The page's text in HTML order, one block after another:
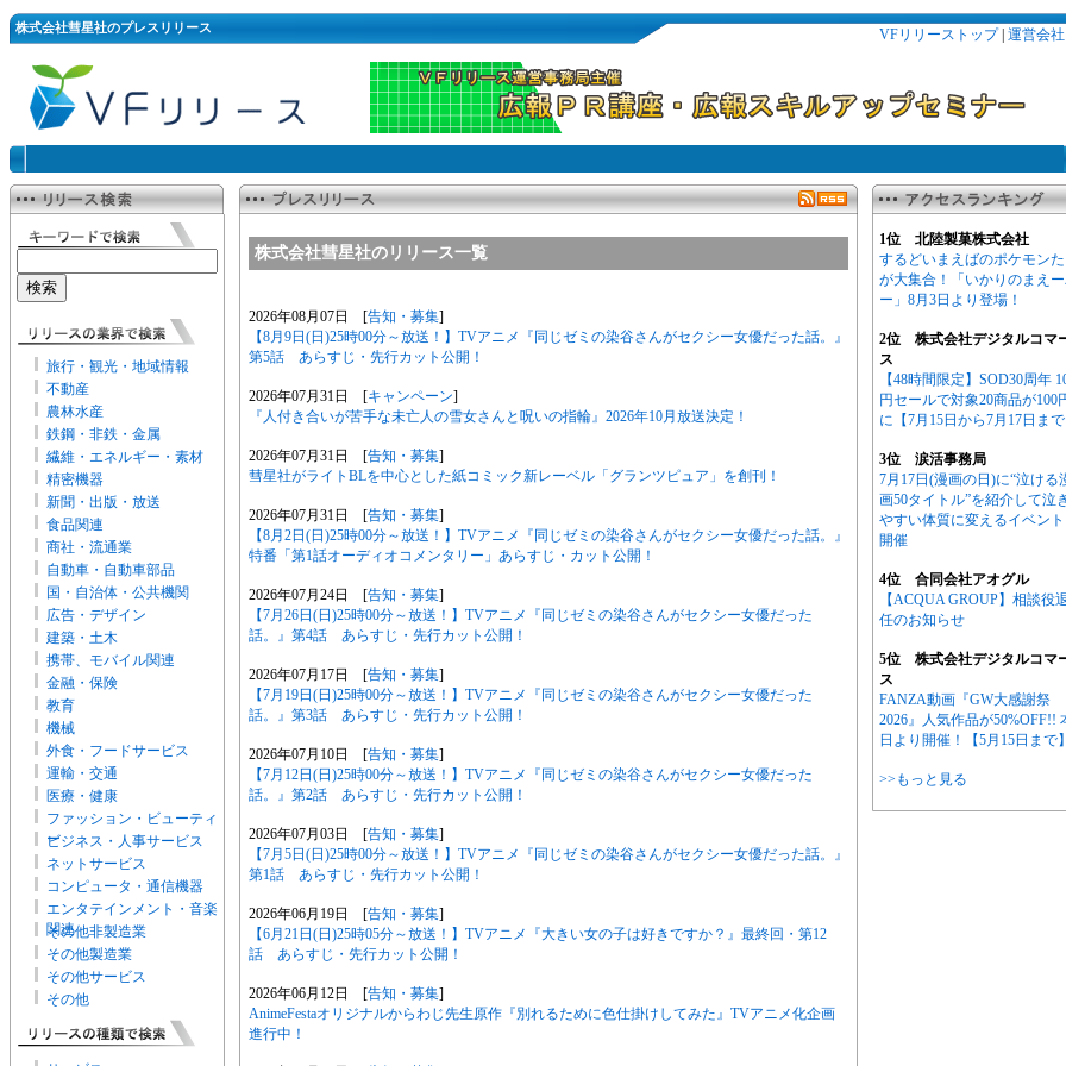
株式会社彗星社のプレスリリース VFリリーストップ| 運営会社
旅行・観光・地域情報
不動産
農林水産
鉄鋼・非鉄・金属
繊維・エネルギー・素材
精密機器
新聞・出版・放送
食品関連
商社・流通業
自動車・自動車部品
国・自治体・公共機関
広告・デザイン
建築・土木
携帯、モバイル関連
金融・保険
教育
機械
外食・フードサービス
運輸・交通
医療・健康
ファッション・ビューティ
ー
ビジネス・人事サービス
ネットサービス
コンピュータ・通信機器
エンタテインメント・音楽
関連
その他非製造業
その他製造業
その他サービス
その他
株式会社彗星社のリリース一覧
2026年08月07日 [告知・募集]
【8月9日(日)25時00分～放送！】TVアニメ『同じゼミの染谷さんがセクシー女優だった話。』
第5話 あらすじ・先行カット公開！
2026年07月31日 [キャンペーン]
『人付き合いが苦手な未亡人の雪女さんと呪いの指輪』2026年10月放送決定！
2026年07月31日 [告知・募集]
彗星社がライトBLを中心とした紙コミック新レーベル「グランツピュア」を創刊！
2026年07月31日 [告知・募集]
【8月2日(日)25時00分～放送！】TVアニメ『同じゼミの染谷さんがセクシー女優だった話。』
特番「第1話オーディオコメンタリー」あらすじ・カット公開！
2026年07月24日 [告知・募集]
【7月26日(日)25時00分～放送！】TVアニメ『同じゼミの染谷さんがセクシー女優だった
話。』第4話 あらすじ・先行カット公開！
2026年07月17日 [告知・募集]
【7月19日(日)25時00分～放送！】TVアニメ『同じゼミの染谷さんがセクシー女優だった
話。』第3話 あらすじ・先行カット公開！
2026年07月10日 [告知・募集]
【7月12日(日)25時00分～放送！】TVアニメ『同じゼミの染谷さんがセクシー女優だった
話。』第2話 あらすじ・先行カット公開！
2026年07月03日 [告知・募集]
【7月5日(日)25時00分～放送！】TVアニメ『同じゼミの染谷さんがセクシー女優だった話。』
第1話 あらすじ・先行カット公開！
2026年06月19日 [告知・募集]
【6月21日(日)25時05分～放送！】TVアニメ『大きい女の子は好きですか？』最終回・第12
話 あらすじ・先行カット公開！
2026年06月12日 [告知・募集]
AnimeFestaオリジナルからわじ先生原作『別れるために色仕掛けしてみた』TVアニメ化企画
進行中！
1位 北陸製菓株式会社
するどいまえばのポケモン
が大集合！「いかりのまえ
ー」8月3日より登場！
2位 株式会社デジタルコマ
ス
【48時間限定】SOD30周年
円セールで対象20商品が100
に【7月15日から7月17日まで
3位 涙活事務局
7月17日(漫画の日)に“泣ける
画50タイトル”を紹介して泣
やすい体質に変えるイベン
開催
4位 合同会社アオグル
【ACQUA GROUP】相談役
任のお知らせ
5位 株式会社デジタルコマ
ス
FANZA動画『GW大感謝祭
2026』人気作品が50%OFF!!
日より開催！【5月15日まで】
>>もっと見る